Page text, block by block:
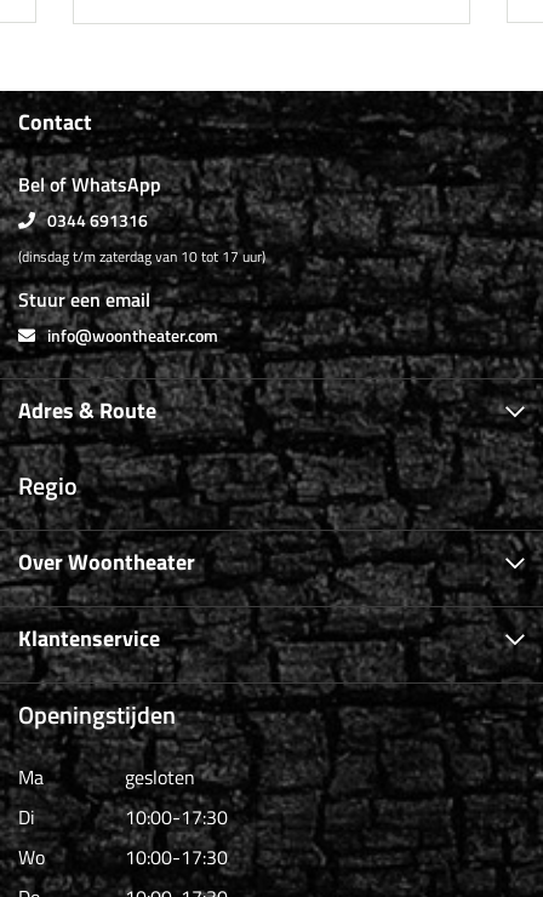
Contact
Bel of WhatsApp
0344 691316
(dinsdag t/m zaterdag van 10 tot 17 uur)
Stuur een email
info@woontheater.com
Adres & Route
Regio
Over Woontheater
Klantenservice
Openingstijden
Ma
gesloten
Di
10:00-17:30
Wo
10:00-17:30